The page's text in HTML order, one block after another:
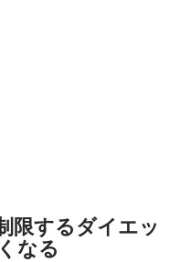
限するダイエッ
なる